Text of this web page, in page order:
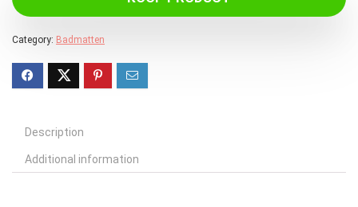
Category: Badmatten
Description
Additional information